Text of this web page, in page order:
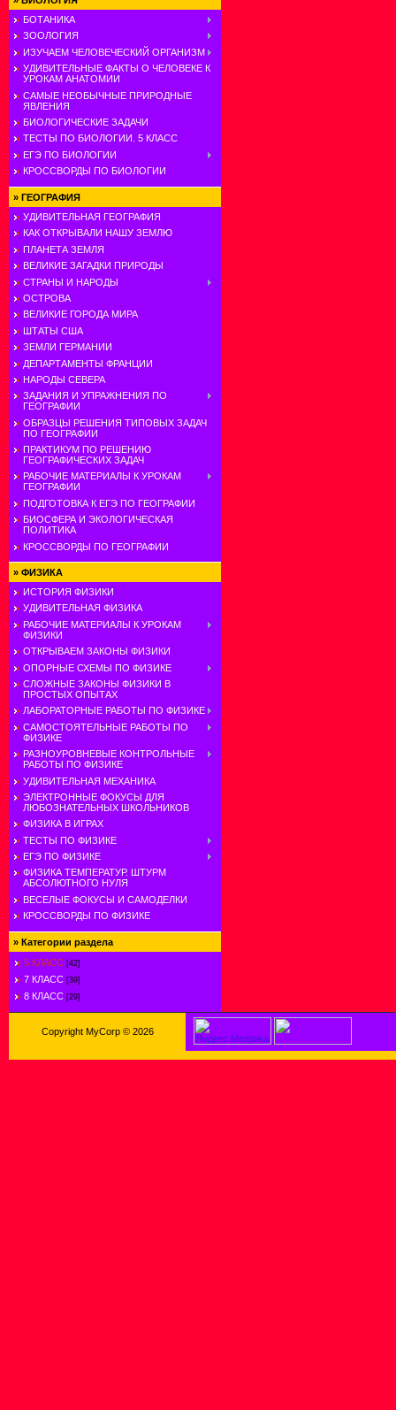
БОТАНИКА
ЗООЛОГИЯ
ИЗУЧАЕМ ЧЕЛОВЕЧЕСКИЙ ОРГАНИЗМ
УДИВИТЕЛЬНЫЕ ФАКТЫ О ЧЕЛОВЕКЕ К
УРОКАМ АНАТОМИИ
САМЫЕ НЕОБЫЧНЫЕ ПРИРОДНЫЕ
ЯВЛЕНИЯ
БИОЛОГИЧЕСКИЕ ЗАДАЧИ
ТЕСТЫ ПО БИОЛОГИИ. 5 КЛАСС
ЕГЭ ПО БИОЛОГИИ
КРОССВОРДЫ ПО БИОЛОГИИ
» ГЕОГРАФИЯ
УДИВИТЕЛЬНАЯ ГЕОГРАФИЯ
КАК ОТКРЫВАЛИ НАШУ ЗЕМЛЮ
ПЛАНЕТА ЗЕМЛЯ
ВЕЛИКИЕ ЗАГАДКИ ПРИРОДЫ
СТРАНЫ И НАРОДЫ
ОСТРОВА
ВЕЛИКИЕ ГОРОДА МИРА
ШТАТЫ США
ЗЕМЛИ ГЕРМАНИИ
ДЕПАРТАМЕНТЫ ФРАНЦИИ
НАРОДЫ СЕВЕРА
ЗАДАНИЯ И УПРАЖНЕНИЯ ПО
ГЕОГРАФИИ
ОБРАЗЦЫ РЕШЕНИЯ ТИПОВЫХ ЗАДАЧ
ПО ГЕОГРАФИИ
ПРАКТИКУМ ПО РЕШЕНИЮ
ГЕОГРАФИЧЕСКИХ ЗАДАЧ
РАБОЧИЕ МАТЕРИАЛЫ К УРОКАМ
ГЕОГРАФИИ
ПОДГОТОВКА К ЕГЭ ПО ГЕОГРАФИИ
БИОСФЕРА И ЭКОЛОГИЧЕСКАЯ
ПОЛИТИКА
КРОССВОРДЫ ПО ГЕОГРАФИИ
» ФИЗИКА
ИСТОРИЯ ФИЗИКИ
УДИВИТЕЛЬНАЯ ФИЗИКА
РАБОЧИЕ МАТЕРИАЛЫ К УРОКАМ
ФИЗИКИ
ОТКРЫВАЕМ ЗАКОНЫ ФИЗИКИ
ОПОРНЫЕ СХЕМЫ ПО ФИЗИКЕ
СЛОЖНЫЕ ЗАКОНЫ ФИЗИКИ В
ПРОСТЫХ ОПЫТАХ
ЛАБОРАТОРНЫЕ РАБОТЫ ПО ФИЗИКЕ
САМОСТОЯТЕЛЬНЫЕ РАБОТЫ ПО
ФИЗИКЕ
РАЗНОУРОВНЕВЫЕ КОНТРОЛЬНЫЕ
РАБОТЫ ПО ФИЗИКЕ
УДИВИТЕЛЬНАЯ МЕХАНИКА
ЭЛЕКТРОННЫЕ ФОКУСЫ ДЛЯ
ЛЮБОЗНАТЕЛЬНЫХ ШКОЛЬНИКОВ
ФИЗИКА В ИГРАХ
ТЕСТЫ ПО ФИЗИКЕ
ЕГЭ ПО ФИЗИКЕ
ФИЗИКА ТЕМПЕРАТУР. ШТУРМ
АБСОЛЮТНОГО НУЛЯ
ВЕСЕЛЫЕ ФОКУСЫ И САМОДЕЛКИ
КРОССВОРДЫ ПО ФИЗИКЕ
» Категории раздела
5 КЛАСС [42]
7 КЛАСС [39]
8 КЛАСС [29]
Copyright MyCorp © 2026